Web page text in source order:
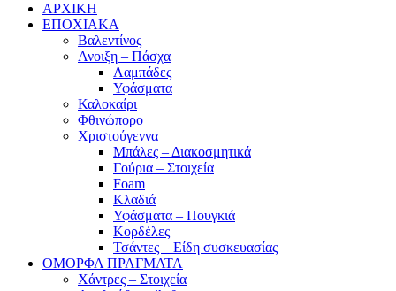
ΑΡΧΙΚΗ
ΕΠΟΧΙΑΚΑ
Βαλεντίνος
Ανοιξη – Πάσχα
Λαμπάδες
Υφάσματα
Καλοκαίρι
Φθινώπορο
Χριστούγεννα
Μπάλες – Διακοσμητικά
Γούρια – Στοιχεία
Foam
Κλαδιά
Υφάσματα – Πουγκιά
Κορδέλες
Τσάντες – Είδη συσκευασίας
ΟΜΟΡΦΑ ΠΡΑΓΜΑΤΑ
Χάντρες – Στοιχεία